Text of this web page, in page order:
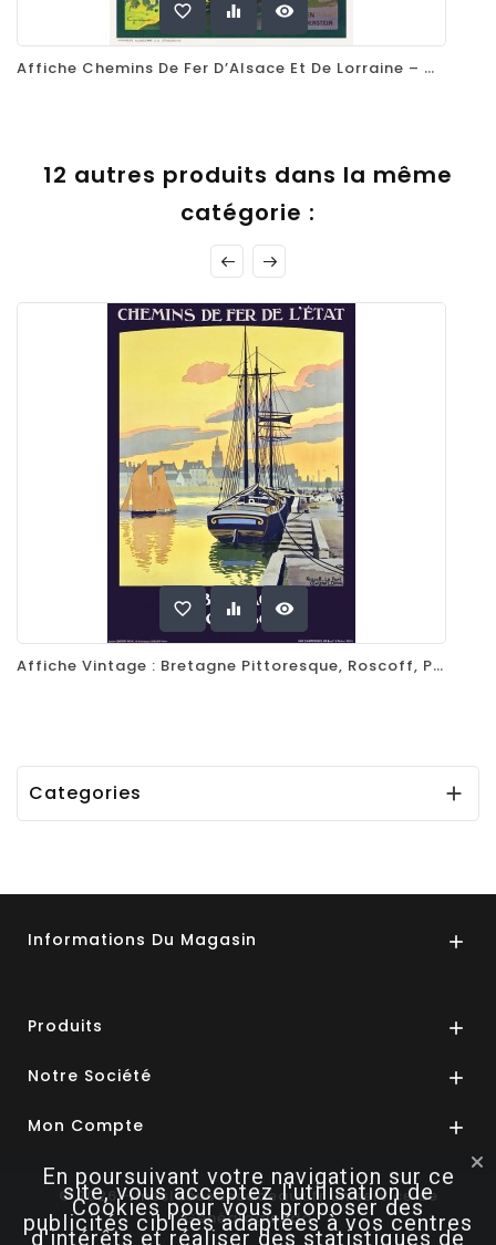
favorite_border equalizer visibility
Affiche Chemins De Fer D’Alsace Et De Lorraine – Oderen – Vallée De Wildenstein
12 autres produits dans la même
catégorie :
favorite_border equalizer visibility
Affiche Vintage : Bretagne Pittoresque, Roscoff, Par Constant Duval
Categories 
Informations Du Magasin 
Produits 
Notre Société 
Mon Compte 
© 2026 - mesIdéesdecadeaux.fr un service de
GénéalogieKdo
En poursuivant votre navigation sur ce
site, vous acceptez l'utilisation de
Cookies pour vous proposer des
publicités ciblées adaptées à vos centres
d'intérêts et réaliser des statistiques de